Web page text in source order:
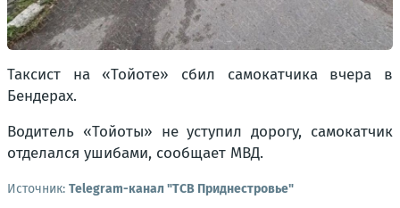
Таксист на «Тойоте» сбил самокатчика вчера в
Бендерах.
Водитель «Тойоты» не уступил дорогу, самокатчик
отделался ушибами, сообщает МВД.
Источник: Telegram-канал "ТСВ Приднестровье"